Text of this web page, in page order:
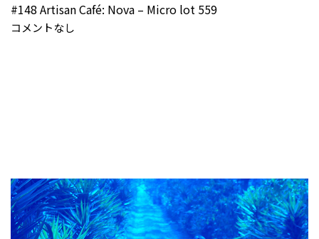
#148 Artisan Café: Nova – Micro lot 559
コメントなし